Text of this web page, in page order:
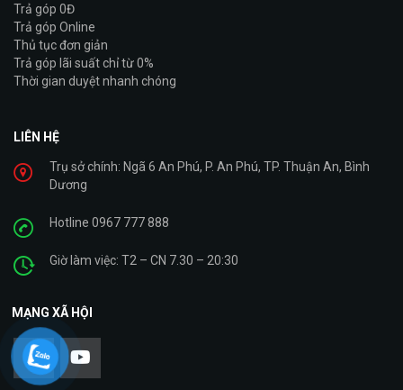
Trả góp 0Đ
Trả góp Online
Thủ tục đơn giản
Trả góp lãi suất chỉ từ 0%
Thời gian duyệt nhanh chóng
LIÊN HỆ
Trụ sở chính: Ngã 6 An Phú, P. An Phú, TP. Thuận An, Bình
Dương
Hotline 0967 777 888
Giờ làm việc: T2 – CN 7.30 – 20:30
MẠNG XÃ HỘI